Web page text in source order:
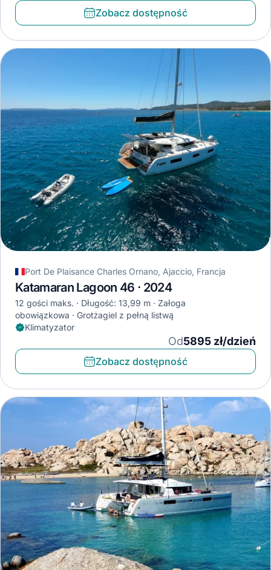
Zobacz dostępność
Port De Plaisance Charles Ornano, Ajaccio, Francja
Katamaran Lagoon 46 · 2024
12 gości maks. Długość: 13,99 m
Załoga
obowiązkowa
Grotżagiel z pełną listwą
Klimatyzator
Od5895 zł/dzień
Zobacz dostępność